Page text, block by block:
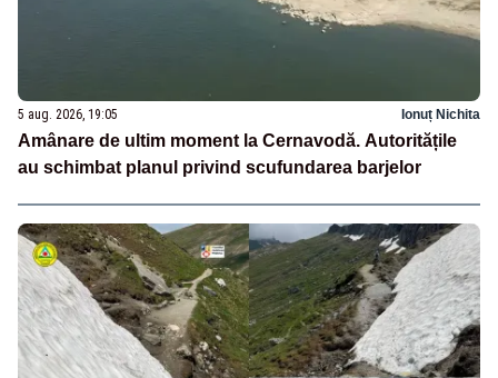
5 aug. 2026, 19:05 Ionuț Nichita
Amânare de ultim moment la Cernavodă. Autoritățile
au schimbat planul privind scufundarea barjelor